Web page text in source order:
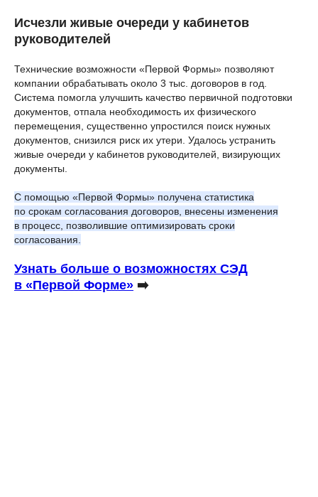
Исчезли живые очереди у кабинетов
руководителей
Технические возможности «Первой Формы» позволяют
компании обрабатывать около 3 тыс. договоров в год.
Система помогла улучшить качество первичной подготовки
документов, отпала необходимость их физического
перемещения, существенно упростился поиск нужных
документов, снизился риск их утери. Удалось устранить
живые очереди у кабинетов руководителей, визирующих
документы.
С помощью «Первой Формы» получена статистика
по срокам согласования договоров, внесены изменения
в процесс, позволившие оптимизировать сроки
согласования.
Узнать больше о возможностях СЭД
в «Первой Форме» ➡️